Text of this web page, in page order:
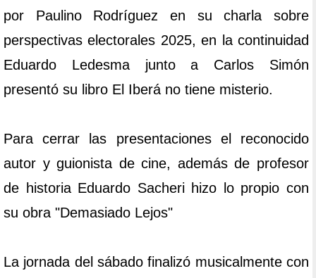
por Paulino Rodríguez en su charla sobre
perspectivas electorales 2025, en la continuidad
Eduardo Ledesma junto a Carlos Simón
presentó su libro El Iberá no tiene misterio.
Para cerrar las presentaciones el reconocido
autor y guionista de cine, además de profesor
de historia Eduardo Sacheri hizo lo propio con
su obra "Demasiado Lejos"
La jornada del sábado finalizó musicalmente con